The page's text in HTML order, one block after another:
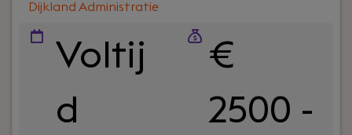
Dijkland Administratie
Voltij
d
€
2500 -